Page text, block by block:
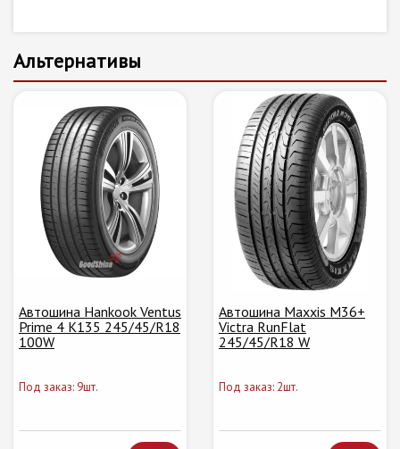
Альтернативы
Автошина Hankook Ventus
Prime 4 K135 245/45/R18
100W
Под заказ: 9шт.
Автошина Maxxis M36+
Victra RunFlat
245/45/R18 W
Под заказ: 2шт.